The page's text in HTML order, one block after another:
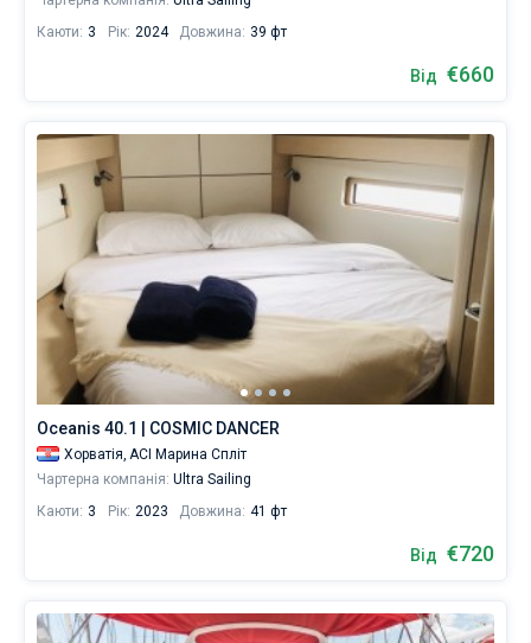
Каюти: 3 Рік: 2024 Довжина: 39 фт
Від €660
Oceanis 40.1 | COSMIC DANCER
Хорватія, ACI Марина Спліт
Чартерна компанія: Ultra Sailing
Каюти: 3 Рік: 2023 Довжина: 41 фт
Від €720